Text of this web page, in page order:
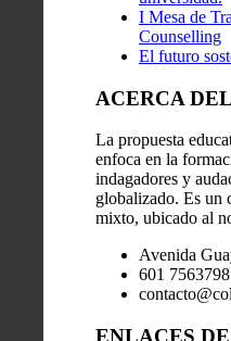
I Mesa de
Counselling
El futuro
ACERCA
La propuesta
enfoca en la
indagadores y
globalizado. Es un
mixto, ubicado al
Avenida
601 7563798
ENLACES